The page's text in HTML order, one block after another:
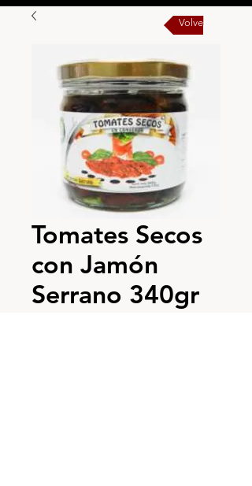
Tomates Secos
con Jamón
Serrano 340gr
Volver